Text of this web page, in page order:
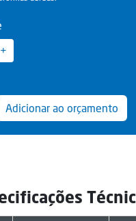
+
Adicionar ao orçamento